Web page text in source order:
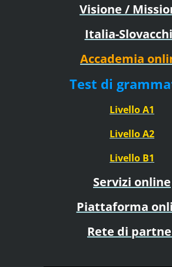
Visione /
Italia-
Accademia
Test di
Livello A1
Livello A2
Livello B1
Servizi online
Piattaforma
Rete di